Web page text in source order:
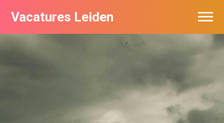
Vacatures Leiden
Vacatures per bedrijf